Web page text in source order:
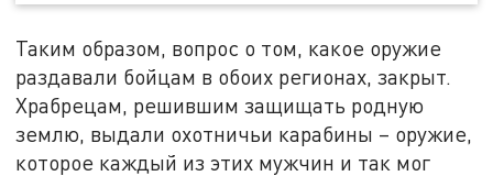
Таким образом, вопрос о том, какое оружие
раздавали бойцам в обоих регионах, закрыт.
Храбрецам, решившим защищать родную
землю, выдали охотничьи карабины – оружие,
которое каждый из этих мужчин и так мог